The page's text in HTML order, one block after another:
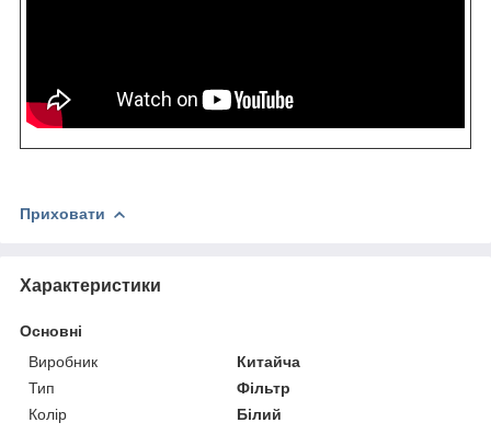
Приховати
Характеристики
Основні
Виробник
Китайча
Тип
Фільтр
Колір
Білий